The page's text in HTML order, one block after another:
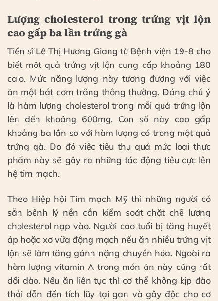
Lượng cholesterol trong trứng vịt lộn
cao gấp ba lần trứng gà
Tiến sĩ Lê Thị Hương Giang từ Bệnh viện 19-8 cho
biết một quả trứng vịt lộn cung cấp khoảng 180
calo. Mức năng lượng này tương đương với việc
ăn một bát cơm trắng thông thường. Đáng chú ý
là hàm lượng cholesterol trong mỗi quả trứng lộn
lên đến khoảng 600mg. Con số này cao gấp
khoảng ba lần so với hàm lượng có trong một quả
trứng gà. Do đó việc tiêu thụ quá mức loại thực
phẩm này sẽ gây ra những tác động tiêu cực lên
hệ tim mạch.
Theo Hiệp hội Tim mạch Mỹ thì những người có
sẵn bệnh lý nền cần kiểm soát chặt chẽ lượng
cholesterol nạp vào. Người cao tuổi bị tăng huyết
áp hoặc xơ vữa động mạch nếu ăn nhiều trứng vịt
lộn sẽ làm tăng gánh nặng chuyển hóa. Ngoài ra
hàm lượng vitamin A trong món ăn này cũng rất
dồi dào. Nếu ăn liên tục thì cơ thể không kịp đào
thải dẫn đến tích lũy tại gan và gây độc cho cơ